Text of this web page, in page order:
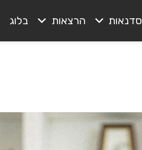
סדנאות הרצאות בלוג